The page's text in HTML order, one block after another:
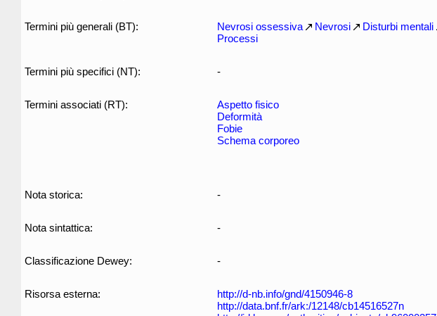
Termini più generali (BT): Nevrosi ossessiva Nevrosi Disturbi mentali
Processi
Termini più specifici (NT): -
Termini associati (RT):
Aspetto fisico
Deformità
Fobie
Schema corporeo
Nota storica: -
Nota sintattica: -
Classificazione Dewey: -
Risorsa esterna:
http://d-nb.info/gnd/4150946-8
http://data.bnf.fr/ark:/12148/cb14516527n